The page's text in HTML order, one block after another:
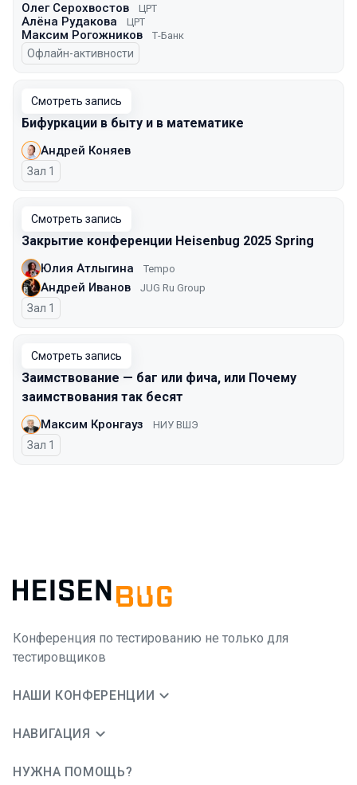
Олег Серохвостов ЦРТ
Алёна Рудакова ЦРТ
Максим Рогожников Т-Банк
Офлайн-активности
Смотреть запись
Бифуркации в быту и в математике
Андрей Коняев
Зал 1
Смотреть запись
Закрытие конференции Heisenbug 2025 Spring
Юлия Атлыгина Tempo
Андрей Иванов JUG Ru Group
Зал 1
Смотреть запись
Заимствование — баг или фича, или Почему
заимствования так бесят
Максим Кронгауз НИУ ВШЭ
Зал 1
Конференция по тестированию не только для
тестировщиков
НАШИ КОНФЕРЕНЦИИ
НАВИГАЦИЯ
НУЖНА ПОМОЩЬ?